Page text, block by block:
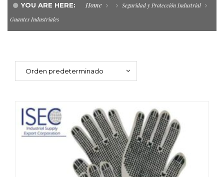
YOU ARE HERE: Home
Seguridad y Protección Industrial
Guantes Industriales